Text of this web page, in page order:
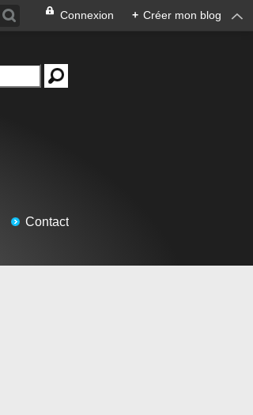
Connexion + Créer mon blog
Contact